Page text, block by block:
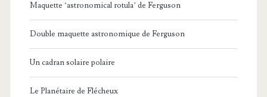
Maquette ‘astronomical rotula’ de Ferguson
Double maquette astronomique de Ferguson
Un cadran solaire polaire
Le Planétaire de Flécheux